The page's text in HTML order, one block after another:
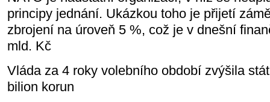
principy jednání. Ukázkou toho je přijetí
zbrojení na úroveň 5 %, což je v dnešní
mld. Kč
Vláda za 4 roky volebního období zvýšila
bilion korun